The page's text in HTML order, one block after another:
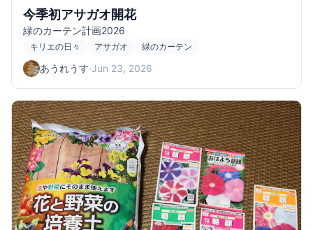
今季初アサガオ開花
緑のカーテン計画2026
キリエの日々 アサガオ 緑のカーテン
あうれうす·Jun 23, 2026